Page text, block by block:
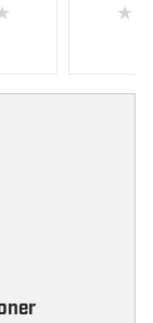
★